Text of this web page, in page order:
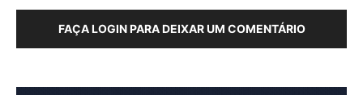
FAÇA LOGIN PARA DEIXAR UM COMENTÁRIO